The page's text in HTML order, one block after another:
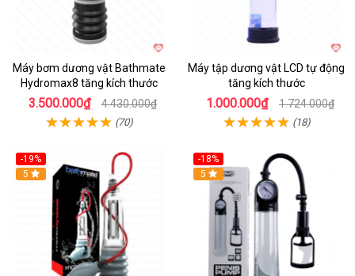
Máy bơm dương vật Bathmate
Hydromax8 tăng kích thước
3.500.000₫ 4.430.000₫
(70)
Máy tập dương vật LCD tự động
tăng kích thước
1.000.000₫ 1.724.000₫
(18)
-19%
Hot
5
-18%
Hot
5